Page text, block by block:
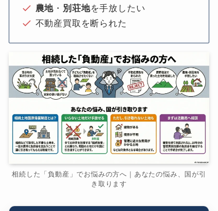
農地 ・ 別荘地を手放したい
不動産買取を断られた
相続した「負動産」でお悩みの方へ｜あなたの悩み、国が引
き取ります